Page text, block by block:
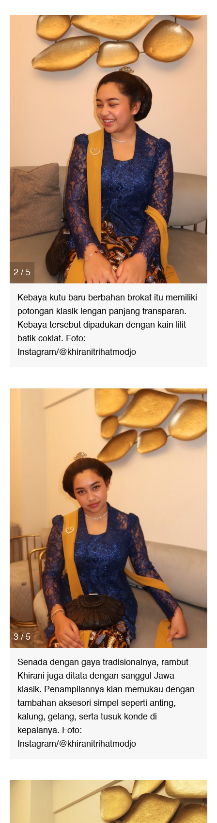
2 / 5
Kebaya kutu baru berbahan brokat itu memiliki
potongan klasik lengan panjang transparan.
Kebaya tersebut dipadukan dengan kain lilit
batik coklat. Foto:
Instagram/@khiranitrihatmodjo
3 / 5
Senada dengan gaya tradisionalnya, rambut
Khirani juga ditata dengan sanggul Jawa
klasik. Penampilannya kian memukau dengan
tambahan aksesori simpel seperti anting,
kalung, gelang, serta tusuk konde di
kepalanya. Foto:
Instagram/@khiranitrihatmodjo